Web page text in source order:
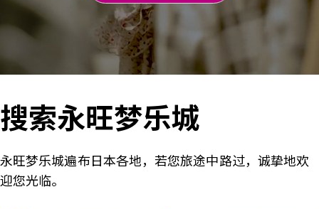
搜索永旺梦乐城
永旺梦乐城遍布日本各地，若您旅途中路过，诚挚地欢
迎您光临。